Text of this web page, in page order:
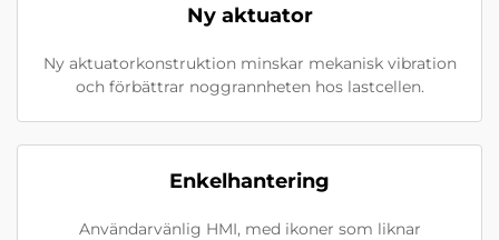
Ny aktuator
Ny aktuatorkonstruktion minskar mekanisk vibration
och förbättrar noggrannheten hos lastcellen.
Enkelhantering
Användarvänlig HMI, med ikoner som liknar